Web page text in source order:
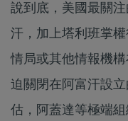
說到底，美國最關
汗，加上塔利班掌
情局或其他情報機
迫關閉在阿富汗設
估，阿蓋達等極端